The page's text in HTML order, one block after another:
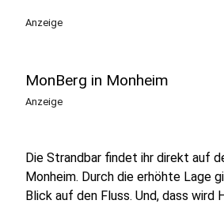
Anzeige
MonBerg in Monheim
Anzeige
Die Strandbar findet ihr direkt auf
Monheim. Durch die erhöhte Lage
Blick auf den Fluss. Und, dass wird